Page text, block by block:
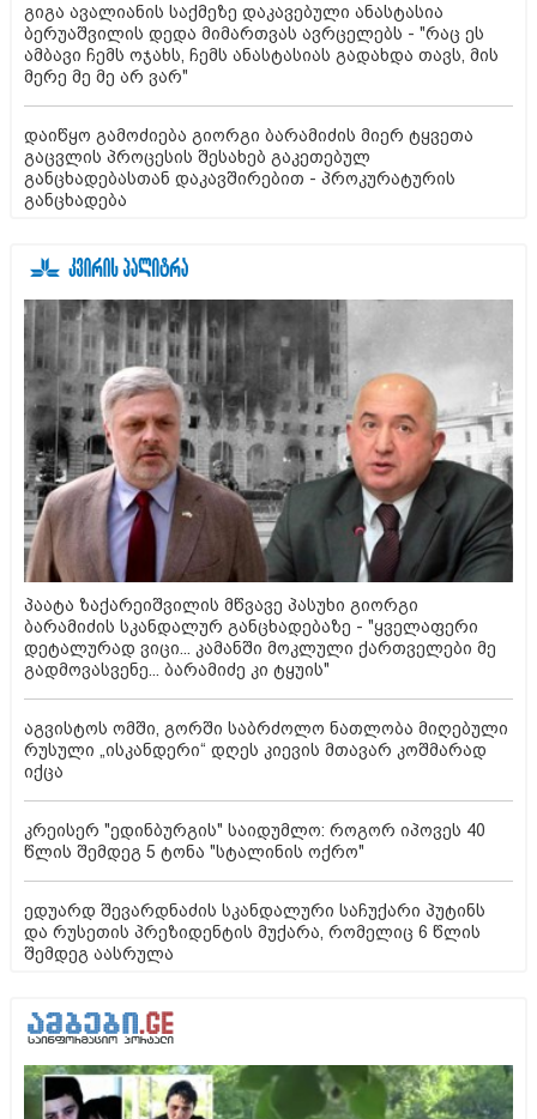
გიგა ავალიანის საქმეზე დაკავებული ანასტასია
ბერუაშვილის დედა მიმართვას ავრცელებს - "რაც ეს
ამბავი ჩემს ოჯახს, ჩემს ანასტასიას გადახდა თავს, მის
მერე მე მე არ ვარ"
დაიწყო გამოძიება გიორგი ბარამიძის მიერ ტყვეთა
გაცვლის პროცესის შესახებ გაკეთებულ
განცხადებასთან დაკავშირებით - პროკურატურის
განცხადება
პაატა ზაქარეიშვილის მწვავე პასუხი გიორგი
ბარამიძის სკანდალურ განცხადებაზე - "ყველაფერი
დეტალურად ვიცი... კამანში მოკლული ქართველები მე
გადმოვასვენე... ბარამიძე კი ტყუის"
აგვისტოს ომში, გორში საბრძოლო ნათლობა მიღებული
რუსული „ისკანდერი“ დღეს კიევის მთავარ კოშმარად
იქცა
კრეისერ "ედინბურგის" საიდუმლო: როგორ იპოვეს 40
წლის შემდეგ 5 ტონა "სტალინის ოქრო"
ედუარდ შევარდნაძის სკანდალური საჩუქარი პუტინს
და რუსეთის პრეზიდენტის მუქარა, რომელიც 6 წლის
შემდეგ აასრულა